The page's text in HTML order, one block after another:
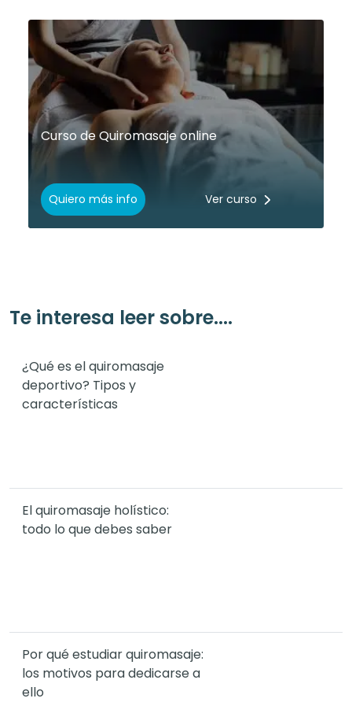
Curso de Quiromasaje online
Quiero más info Ver curso
Te interesa leer sobre....
¿Qué es el quiromasaje
deportivo? Tipos y
características
El quiromasaje holístico:
todo lo que debes saber
Por qué estudiar quiromasaje:
los motivos para dedicarse a
ello